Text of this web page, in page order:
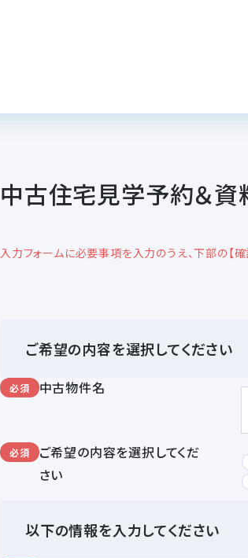
中古住宅見学予約＆資
入力フォームに必要事項を入力のうえ、下部の【
ご希望の内容を選択してください
必須 中古物件名
必須
ご希望の内容を選択してくだ
さい
以下の情報を入力してください